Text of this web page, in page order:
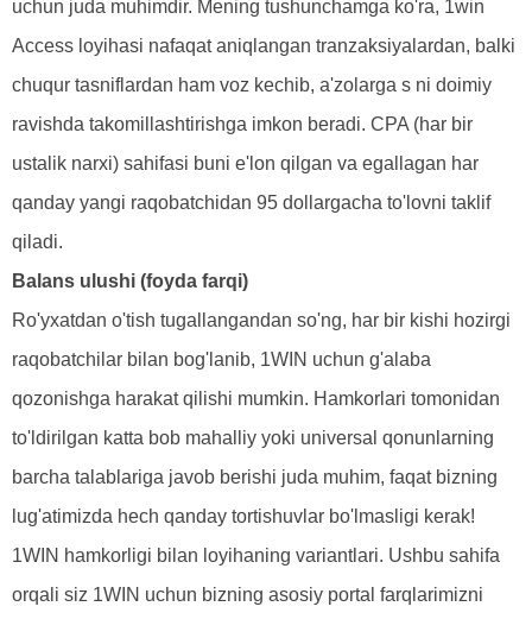
uchun juda muhimdir. Mening tushunchamga ko'ra, 1win
Access loyihasi nafaqat aniqlangan tranzaksiyalardan, balki
chuqur tasniflardan ham voz kechib, a'zolarga s ni doimiy
ravishda takomillashtirishga imkon beradi. CPA (har bir
ustalik narxi) sahifasi buni e'lon qilgan va egallagan har
qanday yangi raqobatchidan 95 dollargacha to'lovni taklif
qiladi.
Balans ulushi (foyda farqi)
Ro'yxatdan o'tish tugallangandan so'ng, har bir kishi hozirgi
raqobatchilar bilan bog'lanib, 1WIN uchun g'alaba
qozonishga harakat qilishi mumkin. Hamkorlari tomonidan
to'ldirilgan katta bob mahalliy yoki universal qonunlarning
barcha talablariga javob berishi juda muhim, faqat bizning
lug'atimizda hech qanday tortishuvlar bo'lmasligi kerak!
1WIN hamkorligi bilan loyihaning variantlari. Ushbu sahifa
orqali siz 1WIN uchun bizning asosiy portal farqlarimizni